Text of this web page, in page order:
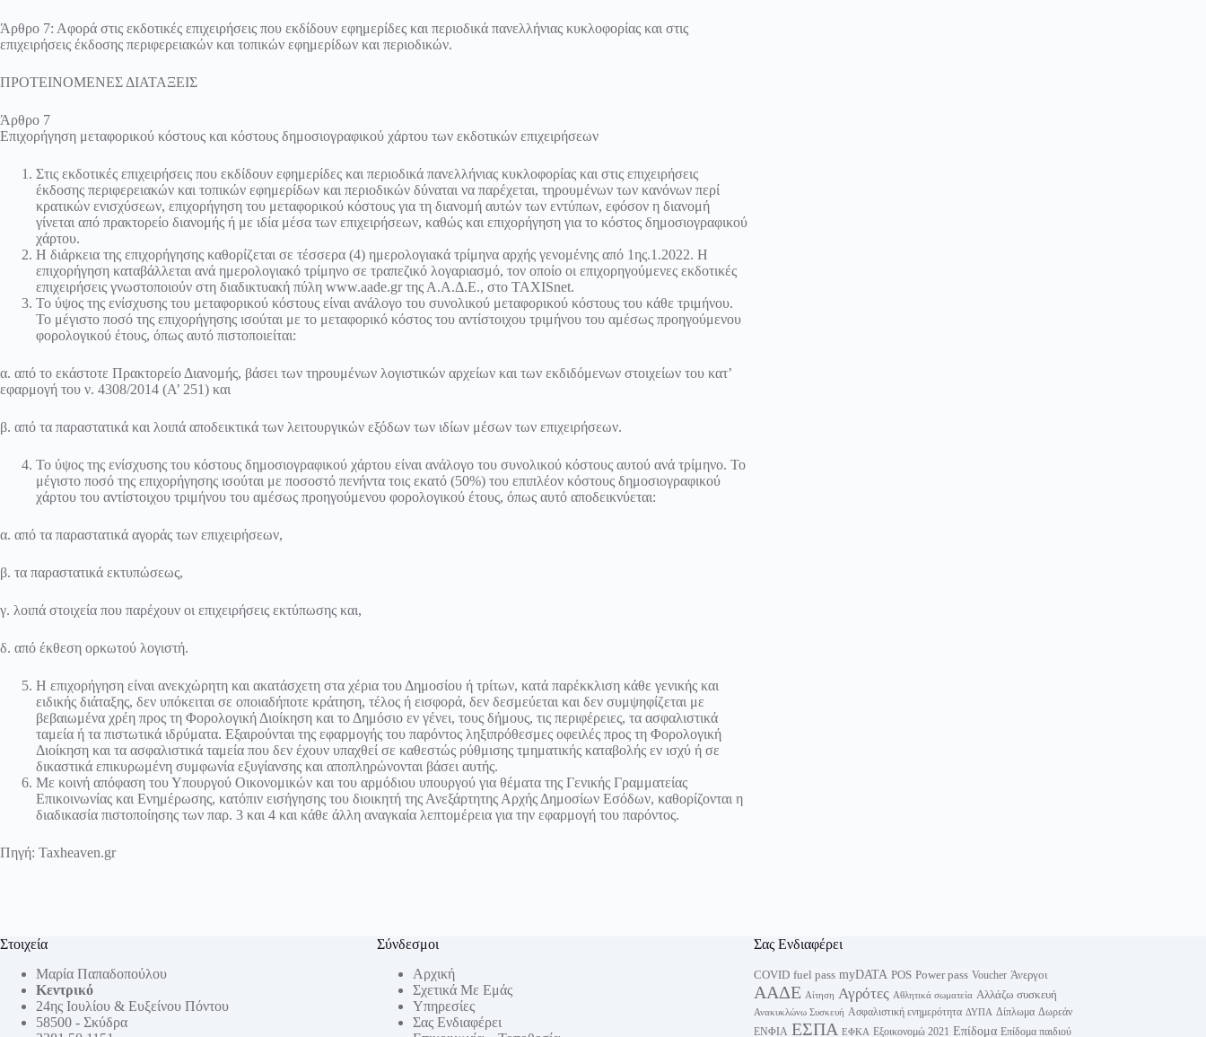
Άρθρο 7: Αφορά στις εκδοτικές επιχειρήσεις που εκδίδουν εφημερίδες και περιοδικά πανελλήνιας κυκλοφορίας και στις
επιχειρήσεις έκδοσης περιφερειακών και τοπικών εφημερίδων και περιοδικών.
ΠΡΟΤΕΙΝΟΜΕΝΕΣ ΔΙΑΤΑΞΕΙΣ
Άρθρο 7
Επιχορήγηση μεταφορικού κόστους και κόστους δημοσιογραφικού χάρτου των εκδοτικών επιχειρήσεων
Στις εκδοτικές επιχειρήσεις που εκδίδουν εφημερίδες και περιοδικά πανελλήνιας κυκλοφορίας και στις επιχειρήσεις
έκδοσης περιφερειακών και τοπικών εφημερίδων και περιοδικών δύναται να παρέχεται, τηρουμένων των κανόνων περί
κρατικών ενισχύσεων, επιχορήγηση του μεταφορικού κόστους για τη διανομή αυτών των εντύπων, εφόσον η διανομή
γίνεται από πρακτορείο διανομής ή με ιδία μέσα των επιχειρήσεων, καθώς και επιχορήγηση για το κόστος δημοσιογραφικού
χάρτου.
Η διάρκεια της επιχορήγησης καθορίζεται σε τέσσερα (4) ημερολογιακά τρίμηνα αρχής γενομένης από 1ης.1.2022. Η
επιχορήγηση καταβάλλεται ανά ημερολογιακό τρίμηνο σε τραπεζικό λογαριασμό, τον οποίο οι επιχορηγούμενες εκδοτικές
επιχειρήσεις γνωστοποιούν στη διαδικτυακή πύλη www.aade.gr της Α.Α.Δ.Ε., στο TAXISnet.
Το ύψος της ενίσχυσης του μεταφορικού κόστους είναι ανάλογο του συνολικού μεταφορικού κόστους του κάθε τριμήνου.
Το μέγιστο ποσό της επιχορήγησης ισούται με το μεταφορικό κόστος του αντίστοιχου τριμήνου του αμέσως προηγούμενου
φορολογικού έτους, όπως αυτό πιστοποιείται:
α. από το εκάστοτε Πρακτορείο Διανομής, βάσει των τηρουμένων λογιστικών αρχείων και των εκδιδόμενων στοιχείων του κατ’
εφαρμογή του ν. 4308/2014 (Α’ 251) και
β. από τα παραστατικά και λοιπά αποδεικτικά των λειτουργικών εξόδων των ιδίων μέσων των επιχειρήσεων.
Το ύψος της ενίσχυσης του κόστους δημοσιογραφικού χάρτου είναι ανάλογο του συνολικού κόστους αυτού ανά τρίμηνο. Το
μέγιστο ποσό της επιχορήγησης ισούται με ποσοστό πενήντα τοις εκατό (50%) του επιπλέον κόστους δημοσιογραφικού
χάρτου του αντίστοιχου τριμήνου του αμέσως προηγούμενου φορολογικού έτους, όπως αυτό αποδεικνύεται:
α. από τα παραστατικά αγοράς των επιχειρήσεων,
β. τα παραστατικά εκτυπώσεως,
γ. λοιπά στοιχεία που παρέχουν οι επιχειρήσεις εκτύπωσης και,
δ. από έκθεση ορκωτού λογιστή.
Η επιχορήγηση είναι ανεκχώρητη και ακατάσχετη στα χέρια του Δημοσίου ή τρίτων, κατά παρέκκλιση κάθε γενικής και
ειδικής διάταξης, δεν υπόκειται σε οποιαδήποτε κράτηση, τέλος ή εισφορά, δεν δεσμεύεται και δεν συμψηφίζεται με
βεβαιωμένα χρέη προς τη Φορολογική Διοίκηση και το Δημόσιο εν γένει, τους δήμους, τις περιφέρειες, τα ασφαλιστικά
ταμεία ή τα πιστωτικά ιδρύματα. Εξαιρούνται της εφαρμογής του παρόντος ληξιπρόθεσμες οφειλές προς τη Φορολογική
Διοίκηση και τα ασφαλιστικά ταμεία που δεν έχουν υπαχθεί σε καθεστώς ρύθμισης τμηματικής καταβολής εν ισχύ ή σε
δικαστικά επικυρωμένη συμφωνία εξυγίανσης και αποπληρώνονται βάσει αυτής.
Με κοινή απόφαση του Υπουργού Οικονομικών και του αρμόδιου υπουργού για θέματα της Γενικής Γραμματείας
Επικοινωνίας και Ενημέρωσης, κατόπιν εισήγησης του διοικητή της Ανεξάρτητης Αρχής Δημοσίων Εσόδων, καθορίζονται η
διαδικασία πιστοποίησης των παρ. 3 και 4 και κάθε άλλη αναγκαία λεπτομέρεια για την εφαρμογή του παρόντος.
Πηγή: Taxheaven.gr
Στοιχεία
Μαρία Παπαδοπούλου
Κεντρικό
24ης Ιουλίου & Ευξείνου Πόντου
58500 - Σκύδρα
Σύνδεσμοι
Αρχική
Σχετικά Με Εμάς
Υπηρεσίες
Σας Ενδιαφέρει
Σας Ενδιαφέρει
COVID fuel pass myDATA POS Power pass Voucher Άνεργοι
ΑΑΔΕ Αίτηση Αγρότες Αθλητικά σωματεία Αλλάζω συσκευή
Ανακυκλώνω Συσκευή Ασφαλιστική ενημερότητα ΔΥΠΑ Δίπλωμα Δωρεάν
ΕΝΦΙΑ ΕΣΠΑ ΕΦΚΑ Εξοικονομώ 2021 Επίδομα Επίδομα παιδιού